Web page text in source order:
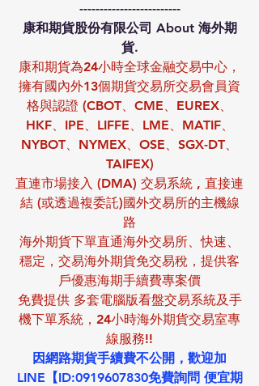
-------------------------
康和期貨股份有限公司 About 海外期
貨.
康和期貨為24小時全球金融交易中心，
擁有國內外13個期貨交易所交易會員資
格與認證 (CBOT、CME、EUREX、
HKF、IPE、LIFFE、LME、MATIF、
NYBOT、NYMEX、OSE、SGX-DT、
TAIFEX)
直連市場接入 (DMA) 交易系統 , 直接連
結 (或透過複委託)國外交易所的主機線
路
海外期貨下單直通海外交易所、快速、
穩定，交易海外期貨免交易稅，提供客
戶優惠海期手續費專案價
免費提供 多套電腦版看盤交易系統及手
機下單系統，24小時海外期貨交易室專
線服務!!
因網路期貨手續費不公開，歡迎加
LINE【ID:0919607830免費詢問 便宜期